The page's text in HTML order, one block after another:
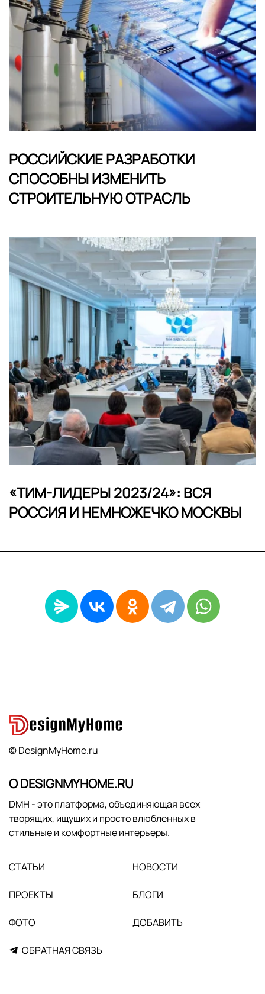
РОССИЙСКИЕ РАЗРАБОТКИ
СПОСОБНЫ ИЗМЕНИТЬ
СТРОИТЕЛЬНУЮ ОТРАСЛЬ
«ТИМ-ЛИДЕРЫ 2023/24»: ВСЯ
РОССИЯ И НЕМНОЖЕЧКО МОСКВЫ
© DesignMyHome.ru
О DESIGNMYHOME.RU
DMH - это платформа, объединяющая всех
творящих, ищущих и просто влюбленных в
стильные и комфортные интерьеры.
СТАТЬИ НОВОСТИ
ПРОЕКТЫ БЛОГИ
ФОТО ДОБАВИТЬ
ОБРАТНАЯ СВЯЗЬ